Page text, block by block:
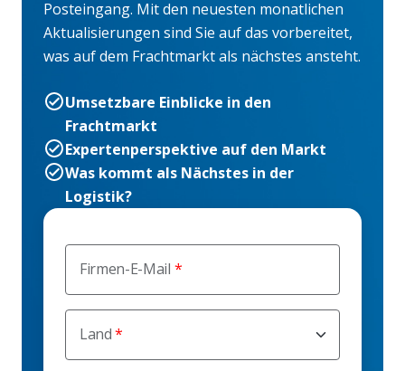
Firmen-E-Mail
Land
Posteingang. Mit den neuesten monatlichen
Aktualisierungen sind Sie auf das vorbereitet,
was auf dem Frachtmarkt als nächstes ansteht.
Umsetzbare Einblicke in den
Frachtmarkt
Expertenperspektive auf den Markt
Was kommt als Nächstes in der
Logistik?